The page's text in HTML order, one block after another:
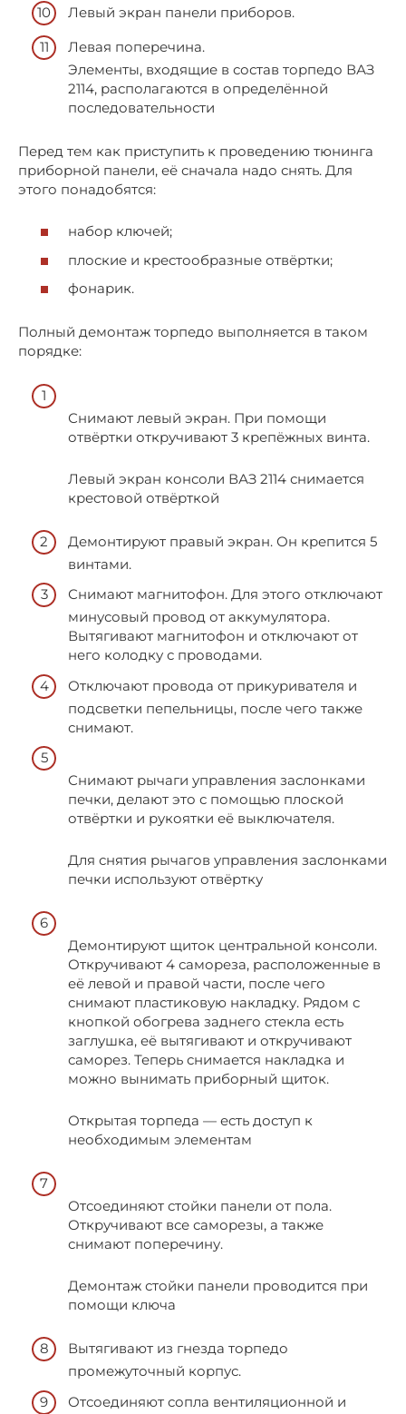
Левый экран панели приборов.
Левая поперечина.
Элементы, входящие в состав торпедо ВАЗ
2114, располагаются в определённой
последовательности
Перед тем как приступить к проведению тюнинга
приборной панели, её сначала надо снять. Для
этого понадобятся:
набор ключей;
плоские и крестообразные отвёртки;
фонарик.
Полный демонтаж торпедо выполняется в таком
порядке:
Снимают левый экран. При помощи
отвёртки откручивают 3 крепёжных винта.
Левый экран консоли ВАЗ 2114 снимается
крестовой отвёрткой
Демонтируют правый экран. Он крепится 5
винтами.
Снимают магнитофон. Для этого отключают
минусовый провод от аккумулятора.
Вытягивают магнитофон и отключают от
него колодку с проводами.
Отключают провода от прикуривателя и
подсветки пепельницы, после чего также
снимают.
Снимают рычаги управления заслонками
печки, делают это с помощью плоской
отвёртки и рукоятки её выключателя.
Для снятия рычагов управления заслонками
печки используют отвёртку
Демонтируют щиток центральной консоли.
Откручивают 4 самореза, расположенные в
её левой и правой части, после чего
снимают пластиковую накладку. Рядом с
кнопкой обогрева заднего стекла есть
заглушка, её вытягивают и откручивают
саморез. Теперь снимается накладка и
можно вынимать приборный щиток.
Открытая торпеда — есть доступ к
необходимым элементам
Отсоединяют стойки панели от пола.
Откручивают все саморезы, а также
снимают поперечину.
Демонтаж стойки панели проводится при
помощи ключа
Вытягивают из гнезда торпедо
промежуточный корпус.
Отсоединяют сопла вентиляционной и